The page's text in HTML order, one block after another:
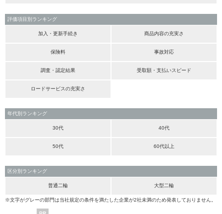
評価項目別ランキング
加入・更新手続き 商品内容の充実さ
保険料 事故対応
調査・認定結果 受取額・支払いスピード
ロードサービスの充実さ
年代別ランキング
30代 40代
50代 60代以上
区分別ランキング
普通二輪 大型二輪
※文字がグレーの部門は当社規定の条件を満たした企業が2社未満のため発表しておりません。